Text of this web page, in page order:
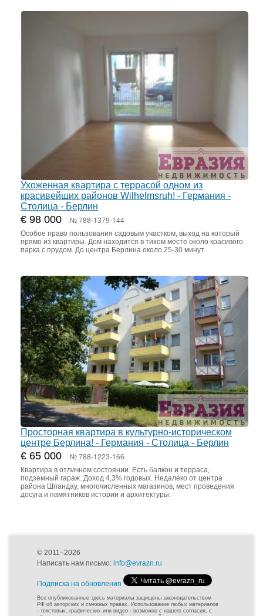
Ухоженная квартира с террасой одном из
красивейших районов Wilhelmsruh! - Германия -
Столица - Берлин
€ 98 000 № 788-1379-144
Особое право пользования садовым участком, выход на который
прямо из квартиры. Дом находится в тихом месте около красивого
парка с прудом. До центра Берлина около 25-30 минут.
Просторная квартира в культурно-историческом
центре Берлина! - Германия - Столица - Берлин
€ 65 000 № 788-1223-166
Квартира в отличном состоянии. Есть балкон и терраса,
подземный гараж. Доход 4,3% годовых. Недалеко от центра
района Шпандау, многочисленных магазинов, мест проведения
досуга и памятников истории и архитектуры.
© 2011–2026
Написать нам письмо: info@evrazn.ru
Подписка на обновления
Все опубликованные здесь материалы защищены законодательством
РФ об авторских и смежных правах. Использование любых материалов
- текстовых, графических или видео - возможно с нашего согласия, с